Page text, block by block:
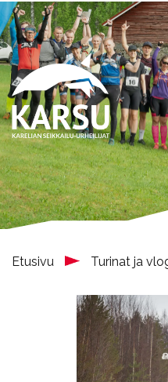
Siirry pääsisältöön
Etusivu Turinat ja